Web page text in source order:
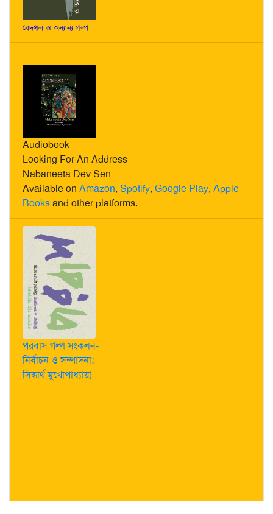
বেদখল ও অন্যান্য গল্প
Audiobook
Looking For An Address
Nabaneeta Dev Sen
Available on Amazon, Spotify, Google Play, Apple
Booksand other platforms.
পরবাস গল্প সংকলন-
নির্বাচন ও সম্পাদনা:
সিদ্ধার্থ মুখোপাধ্যায়)